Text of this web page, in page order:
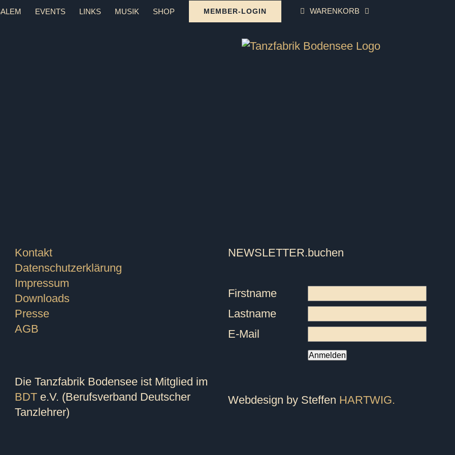
EVENTS LINKS MUSIK SHOP MEMBER-LOGIN WARENKORB
Kontakt
Datenschutzerklärung
Impressum
Downloads
Presse
AGB
Die Tanzfabrik Bodensee ist Mitglied im
BDT e.V. (Berufsverband Deutscher
Tanzlehrer)
NEWSLETTER.buchen
Firstname
Lastname
E-Mail
Anmelden
Webdesign by Steffen HARTWIG.